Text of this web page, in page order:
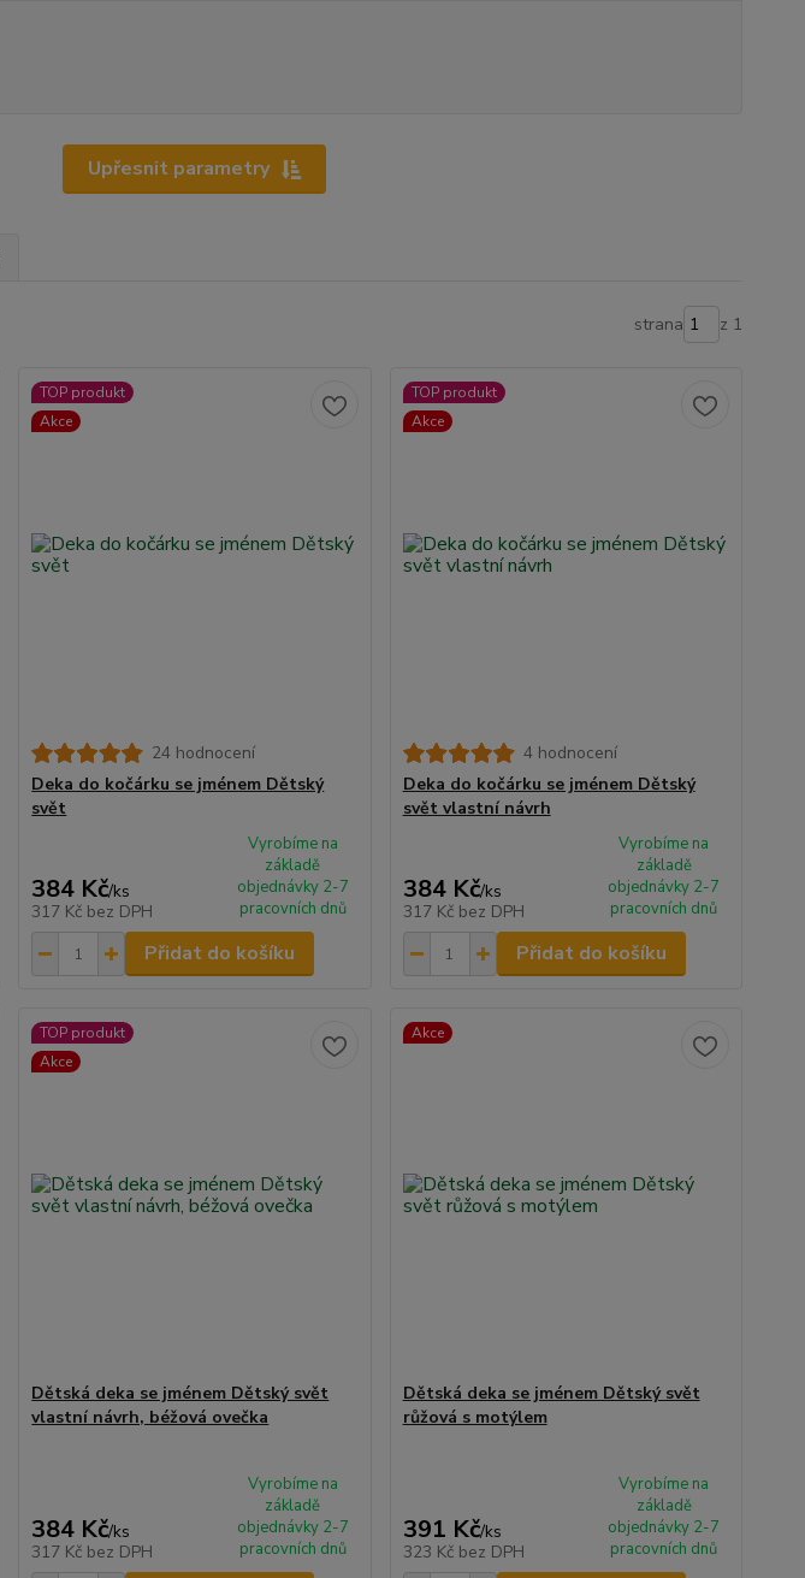
Upřesnit parametry
strana z 1
TOP produkt
Akce
24 hodnocení
Deka do kočárku se jménem Dětský
svět
384 Kč/ks
317 Kč bez DPH
Vyrobíme na
základě
objednávky 2-7
pracovních dnů
Přidat do košíku
TOP produkt
Akce
4 hodnocení
Deka do kočárku se jménem Dětský
svět vlastní návrh
384 Kč/ks
317 Kč bez DPH
Vyrobíme na
základě
objednávky 2-7
pracovních dnů
Přidat do košíku
TOP produkt
Akce
Dětská deka se jménem Dětský svět
vlastní návrh, béžová ovečka
384 Kč/ks
317 Kč bez DPH
Vyrobíme na
základě
objednávky 2-7
pracovních dnů
Akce
Dětská deka se jménem Dětský svět
růžová s motýlem
391 Kč/ks
323 Kč bez DPH
Vyrobíme na
základě
objednávky 2-7
pracovních dnů